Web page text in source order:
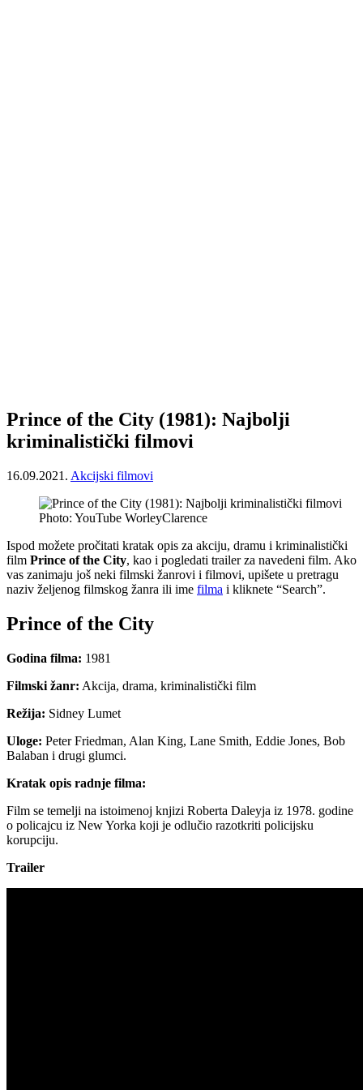
Prince of the City (1981): Najbolji
kriminalistički filmovi
16.09.2021. Akcijski filmovi
Photo: YouTube WorleyClarence
Ispod možete pročitati kratak opis za akciju, dramu i kriminalistički
film Prince of the City, kao i pogledati trailer za navedeni film. Ako
vas zanimaju još neki filmski žanrovi i filmovi, upišete u pretragu
naziv željenog filmskog žanra ili ime filma i kliknete “Search”.
Prince of the City
Godina filma: 1981
Filmski žanr: Akcija, drama, kriminalistički film
Režija: Sidney Lumet
Uloge: Peter Friedman, Alan King, Lane Smith, Eddie Jones, Bob
Balaban i drugi glumci.
Kratak opis radnje filma:
Film se temelji na istoimenoj knjizi Roberta Daleyja iz 1978. godine
o policajcu iz New Yorka koji je odlučio razotkriti policijsku
korupciju.
Trailer